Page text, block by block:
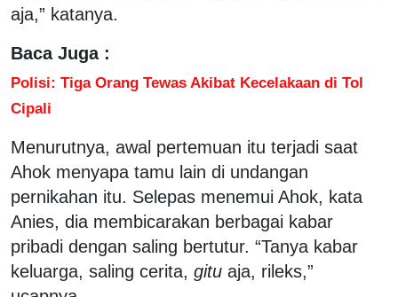
aja,” katanya.
Baca Juga :
Polisi: Tiga Orang Tewas Akibat Kecelakaan di Tol
Cipali
Menurutnya, awal pertemuan itu terjadi saat
Ahok menyapa tamu lain di undangan
pernikahan itu. Selepas menemui Ahok, kata
Anies, dia membicarakan berbagai kabar
pribadi dengan saling bertutur. “Tanya kabar
keluarga, saling cerita, gitu aja, rileks,”